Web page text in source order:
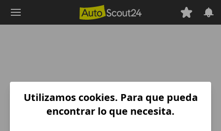
Utilizamos cookies. Para que pueda
encontrar lo que necesita.